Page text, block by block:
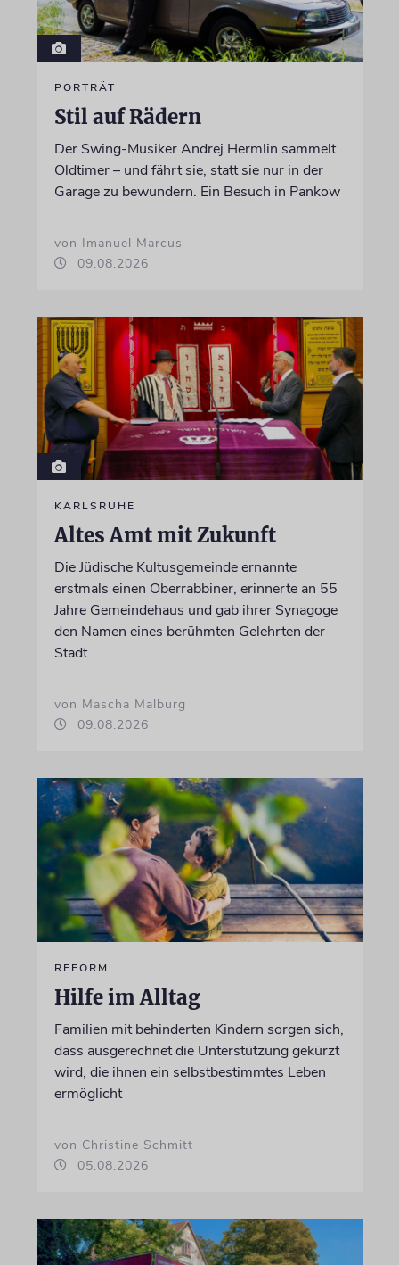
PORTRÄT
Stil auf Rädern
Der Swing-Musiker Andrej Hermlin sammelt
Oldtimer – und fährt sie, statt sie nur in der
Garage zu bewundern. Ein Besuch in Pankow
von Imanuel Marcus
09.08.2026
KARLSRUHE
Altes Amt mit Zukunft
Die Jüdische Kultusgemeinde ernannte
erstmals einen Oberrabbiner, erinnerte an 55
Jahre Gemeindehaus und gab ihrer Synagoge
den Namen eines berühmten Gelehrten der
Stadt
von Mascha Malburg
09.08.2026
REFORM
Hilfe im Alltag
Familien mit behinderten Kindern sorgen sich,
dass ausgerechnet die Unterstützung gekürzt
wird, die ihnen ein selbstbestimmtes Leben
ermöglicht
von Christine Schmitt
05.08.2026